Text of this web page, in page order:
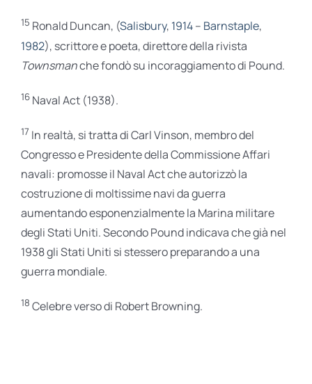
15 Ronald Duncan, (Salisbury, 1914– Barnstaple,
1982), scrittore e poeta, direttore della rivista
Townsmanche fondò su incoraggiamento di Pound.
16 Naval Act (1938).
17 In realtà, si tratta di Carl Vinson, membro del
Congresso e Presidente della Commissione Affari
navali: promosse il Naval Act che autorizzò la
costruzione di moltissime navi da guerra
aumentando esponenzialmente la Marina militare
degli Stati Uniti. Secondo Pound indicava che già nel
1938 gli Stati Uniti si stessero preparando a una
guerra mondiale.
18 Celebre verso di Robert Browning.